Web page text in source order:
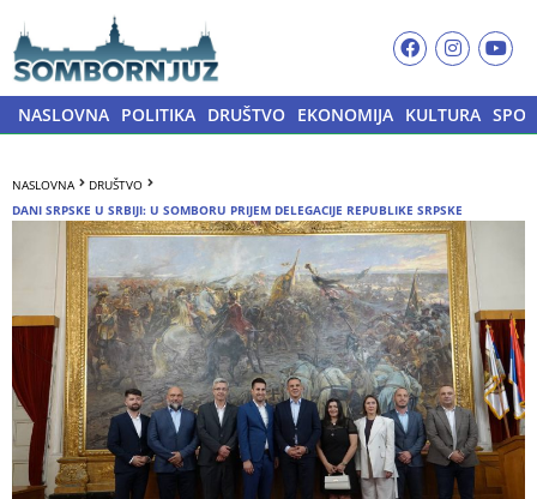
NASLOVNA POLITIKA DRUŠTVO EKONOMIJA KULTURA
NASLOVNA
DRUŠTVO
DANI SRPSKE U SRBIJI: U SOMBORU PRIJEM DELEGACIJE REPUBLIKE SRPSKE